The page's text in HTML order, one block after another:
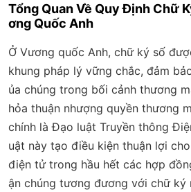
Tổng Quan Về Quy Định Chữ
ơng Quốc Anh
Ở Vương quốc Anh, chữ ký số
khung pháp lý vững chắc, đảm
ủa chúng trong bối cảnh thương
hỏa thuận nhượng quyền thương
chính là Đạo luật Truyền thông
uật này tạo điều kiện thuận lợi
điện tử trong hầu hết các hợp
ận chúng tương đương với chữ ký